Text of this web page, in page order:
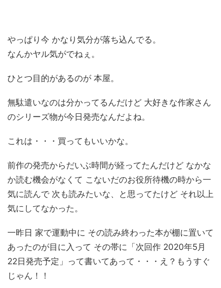
やっぱり今 かなり気分が落ち込んでる。
なんかヤル気がでねぇ。
ひとつ目的があるのが 本屋。
無駄遣いなのは分かってるんだけど 大好きな作家さん
のシリーズ物が今日発売なんだよね。
これは・・・買ってもいいかな。
前作の発売からだいぶ時間が経ってたんだけど なかな
か読む機会がなくて こないだのお役所待機の時から一
気に読んで 次も読みたいな、と思ってたけど それ以上
気にしてなかった。
一昨日 家で運動中に その読み終わった本が棚に置いて
あったのが目に入って その帯に「次回作 2020年5月
22日発売予定」って書いてあって・・・え？もうすぐ
じゃん！！